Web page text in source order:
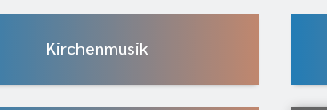
Kirchenmusik